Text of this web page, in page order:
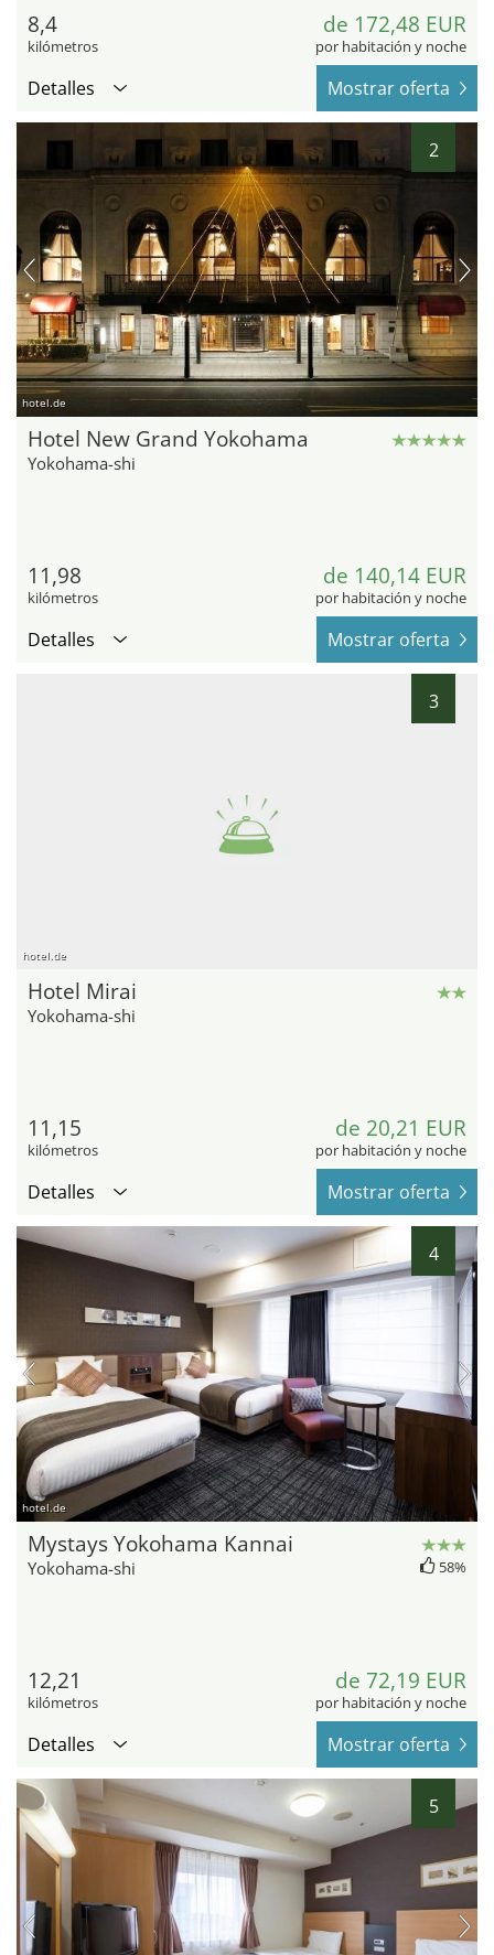
8,4
kilómetros
de 172,48 EUR
por habitación y noche
Detalles Mostrar oferta
2
hotel.de
Hotel New Grand Yokohama
Yokohama-shi
11,98
kilómetros
de 140,14 EUR
por habitación y noche
Detalles Mostrar oferta
3
hotel.de
Hotel Mirai
Yokohama-shi
11,15
kilómetros
de 20,21 EUR
por habitación y noche
Detalles Mostrar oferta
4
hotel.de
Mystays Yokohama Kannai
Yokohama-shi 58%
12,21
kilómetros
de 72,19 EUR
por habitación y noche
Detalles Mostrar oferta
5